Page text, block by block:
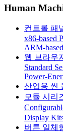
Human
컨트롤 패
x86-based
ARM-
웹 브라우
Standard
Power-
산업용 씬
모듈 시리
Display
버튼 일체